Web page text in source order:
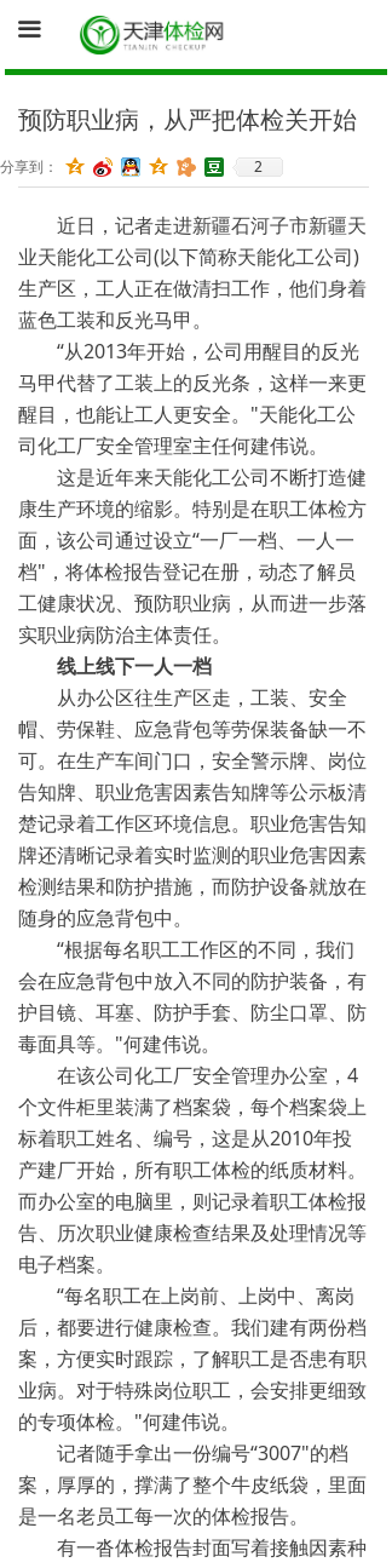
끀
首页
询底价（医院体检中心为您报价）
促销体检卡
体检资讯
健康证体检
预防职业病，从严把体检关开始
分享到： 2
近日，记者走进新疆石河子市新疆天
业天能化工公司(以下简称天能化工公司)
生产区，工人正在做清扫工作，他们身着
蓝色工装和反光马甲。
“从2013年开始，公司用醒目的反光
马甲代替了工装上的反光条，这样一来更
醒目，也能让工人更安全。"天能化工公
司化工厂安全管理室主任何建伟说。
这是近年来天能化工公司不断打造健
康生产环境的缩影。特别是在职工体检方
面，该公司通过设立“一厂一档、一人一
档"，将体检报告登记在册，动态了解员
工健康状况、预防职业病，从而进一步落
实职业病防治主体责任。
线上线下一人一档
从办公区往生产区走，工装、安全
帽、劳保鞋、应急背包等劳保装备缺一不
可。在生产车间门口，安全警示牌、岗位
告知牌、职业危害因素告知牌等公示板清
楚记录着工作区环境信息。职业危害告知
牌还清晰记录着实时监测的职业危害因素
检测结果和防护措施，而防护设备就放在
随身的应急背包中。
“根据每名职工工作区的不同，我们
会在应急背包中放入不同的防护装备，有
护目镜、耳塞、防护手套、防尘口罩、防
毒面具等。"何建伟说。
在该公司化工厂安全管理办公室，4
个文件柜里装满了档案袋，每个档案袋上
标着职工姓名、编号，这是从2010年投
产建厂开始，所有职工体检的纸质材料。
而办公室的电脑里，则记录着职工体检报
告、历次职业健康检查结果及处理情况等
电子档案。
“每名职工在上岗前、上岗中、离岗
后，都要进行健康检查。我们建有两份档
案，方便实时跟踪，了解职工是否患有职
业病。对于特殊岗位职工，会安排更细致
的专项体检。"何建伟说。
记者随手拿出一份编号“3007"的档
案，厚厚的，撑满了整个牛皮纸袋，里面
是一名老员工每一次的体检报告。
有一沓体检报告封面写着接触因素种